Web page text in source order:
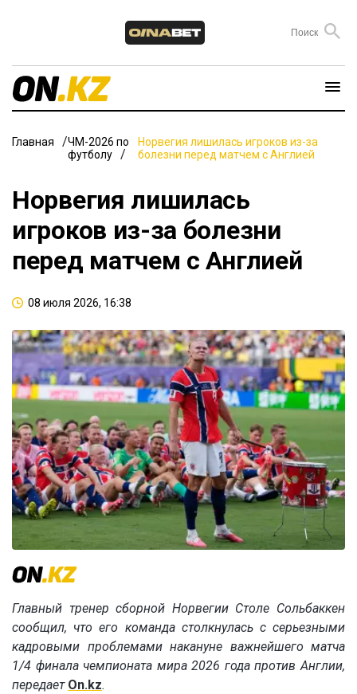
Главная
ЧМ-2026 по
футболу
Норвегия лишилась игроков из-за
болезни перед матчем с Англией
Норвегия лишилась
игроков из-за болезни
перед матчем с Англией
08 июля 2026, 16:38
Главный тренер сборной Норвегии Столе Сольбаккен
сообщил, что его команда столкнулась с серьезными
кадровыми проблемами накануне важнейшего матча
1/4 финала чемпионата мира 2026 года против Англии,
передает On.kz.